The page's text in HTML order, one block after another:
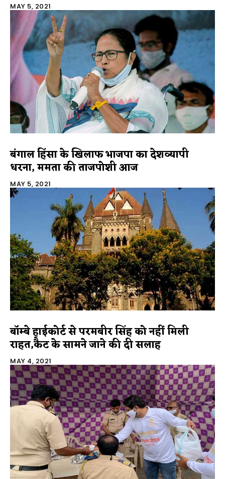
MAY 5, 2021
बंगाल हिंसा के खिलाफ भाजपा का देशव्यापी
धरना, ममता की ताजपोशी आज
MAY 5, 2021
बॉम्बे हाईकोर्ट से परमबीर सिंह को नहीं मिली
राहत,कैट के सामने जाने की दी सलाह
MAY 4, 2021